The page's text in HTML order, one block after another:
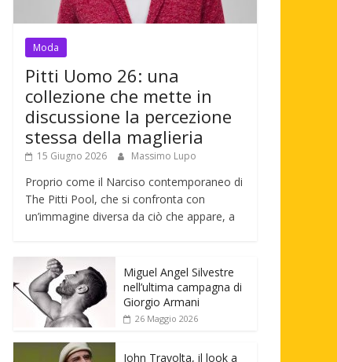
Moda
Pitti Uomo 26: una
collezione che mette in
discussione la percezione
stessa della maglieria
15 Giugno 2026 Massimo Lupo
Proprio come il Narciso contemporaneo di
The Pitti Pool, che si confronta con
un’immagine diversa da ciò che appare, a
Miguel Angel Silvestre
nell’ultima campagna di
Giorgio Armani
26 Maggio 2026
John Travolta, il look a